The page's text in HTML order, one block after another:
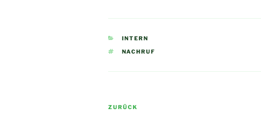
KATEGORIEN
INTERN
SCHLAGWÖRTER
NACHRUF
Beitragsnavigation
Vorheriger
ZURÜCK